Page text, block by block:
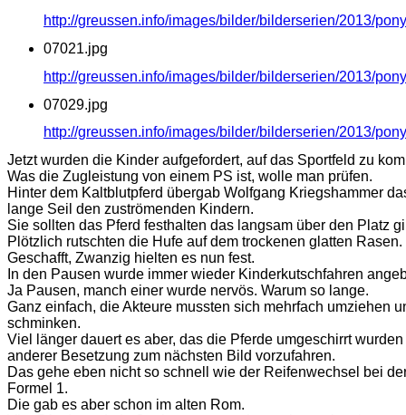
http://greussen.info/images/bilder/bilderserien/2013/
07021.jpg
http://greussen.info/images/bilder/bilderserien/2013/
07029.jpg
http://greussen.info/images/bilder/bilderserien/2013/
Jetzt wurden die Kinder aufgefordert, auf das Sportfeld zu
Was die Zugleistung von einem PS ist, wolle man prüfen.
Hinter dem Kaltblutpferd übergab Wolfgang Kriegshammer
lange Seil den zuströmenden Kindern.
Sie sollten das Pferd festhalten das langsam über den Platz
Plötzlich rutschten die Hufe auf dem trockenen glatten Rasen.
Geschafft, Zwanzig hielten es nun fest.
In den Pausen wurde immer wieder Kinderkutschfahren
Ja Pausen, manch einer wurde nervös. Warum so lange.
Ganz einfach, die Akteure mussten sich mehrfach umziehen
schminken.
Viel länger dauert es aber, das die Pferde umgeschirrt
anderer Besetzung zum nächsten Bild vorzufahren.
Das gehe eben nicht so schnell wie der Reifenwechsel bei
Formel 1.
Die gab es aber schon im alten Rom.